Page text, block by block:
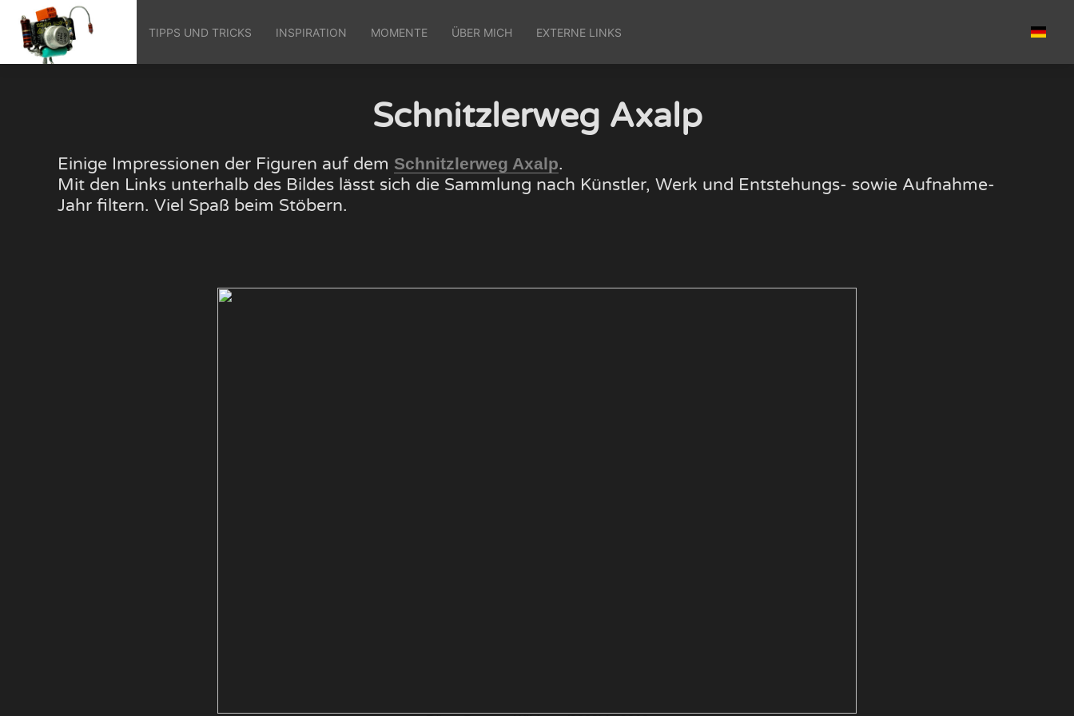
TIPPS UND TRICKS INSPIRATION MOMENTE ÜBER MICH EXTERNE LINKS
Schnitzlerweg Axalp
Einige Impressionen der Figuren auf dem Schnitzlerweg Axalp.
Mit den Links unterhalb des Bildes lässt sich die Sammlung nach Künstler, Werk und Entstehungs- sowie Aufnahme-
Jahr filtern. Viel Spaß beim Stöbern.